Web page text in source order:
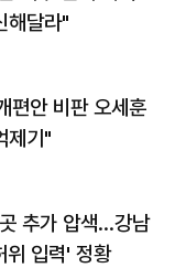
해달라"
편안 비판 오세훈
제기"
추가 압색…강남
위 입력' 정황